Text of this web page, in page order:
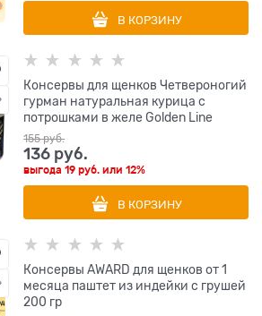
В КОРЗИНУ
Консервы для щенков Четвероногий
гурман натуральная курица с
потрошками в желе Golden Line
155 руб.
136 руб.
выгода19 руб. или12%
В КОРЗИНУ
Консервы AWARD для щенков от 1
месяца паштет из индейки с грушей
200 гр